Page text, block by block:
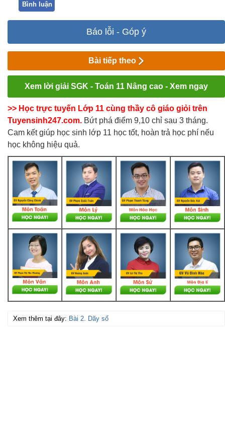
Bình luận
Báo lỗi - Góp ý
Bài tiếp theo
Xem lời giải SGK - Toán 11 Nâng cao - Xem ngay
>> Học trực tuyến Lớp 11 cùng thầy cô giáo giỏi trên
Tuyensinh247.com. Bứt phá điểm 9,10 chỉ sau 3 tháng.
Cam kết giúp học sinh lớp 11 học tốt, hoàn trả học phí nếu
học không hiệu quả.
Xem thêm tại đây: Bài 2. Dãy số